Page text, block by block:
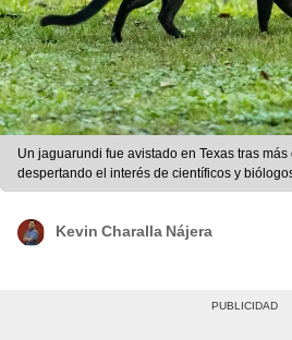
Un jaguarundi fue avistado en Texas tras
despertando el interés de científicos y
Kevin Charalla Nájera